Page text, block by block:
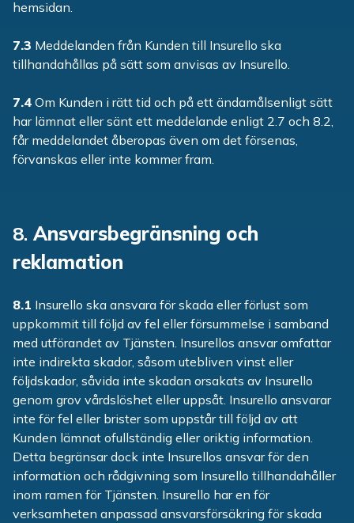
hemsidan.
7.3 Meddelanden från Kunden till Insurello ska
tillhandahållas på sätt som anvisas av Insurello.
7.4 Om Kunden i rätt tid och på ett ändamålsenligt sätt
har lämnat eller sänt ett meddelande enligt 2.7 och 8.2,
får meddelandet åberopas även om det försenas,
förvanskas eller inte kommer fram.
8. Ansvarsbegränsning och
reklamation
8.1 Insurello ska ansvara för skada eller förlust som
uppkommit till följd av fel eller försummelse i samband
med utförandet av Tjänsten. Insurellos ansvar omfattar
inte indirekta skador, såsom utebliven vinst eller
följdskador, såvida inte skadan orsakats av Insurello
genom grov vårdslöshet eller uppsåt. Insurello ansvarar
inte för fel eller brister som uppstår till följd av att
Kunden lämnat ofullständig eller oriktig information.
Detta begränsar dock inte Insurellos ansvar för den
information och rådgivning som Insurello tillhandahåller
inom ramen för Tjänsten. Insurello har en för
verksamheten anpassad ansvarsförsäkring för skada